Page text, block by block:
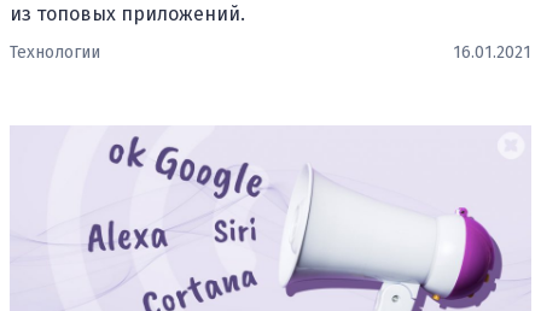
из топовых приложений.
Технологии 16.01.2021